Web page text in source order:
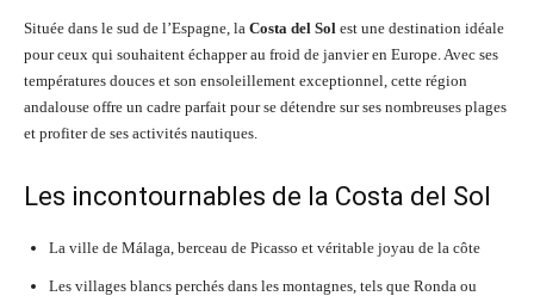
Située dans le sud de l’Espagne, la Costa del Sol est une destination idéale
pour ceux qui souhaitent échapper au froid de janvier en Europe. Avec ses
températures douces et son ensoleillement exceptionnel, cette région
andalouse offre un cadre parfait pour se détendre sur ses nombreuses plages
et profiter de ses activités nautiques.
Les incontournables de la Costa del Sol
La ville de Málaga, berceau de Picasso et véritable joyau de la côte
Les villages blancs perchés dans les montagnes, tels que Ronda ou